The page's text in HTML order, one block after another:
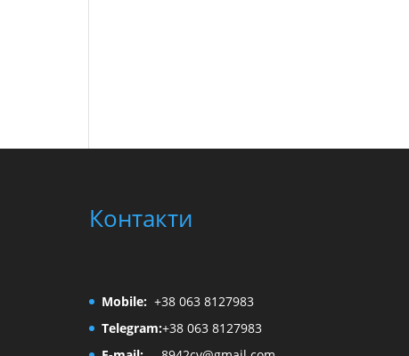
Контакти
Mobile:+38 063 8127983
Telegram:+38 063 8127983